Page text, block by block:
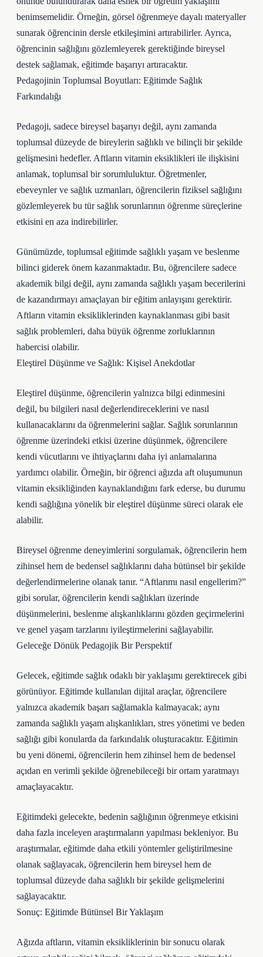
benimsemelidir. Örneğin, görsel öğrenmeye dayalı materyaller
sunarak öğrencinin dersle etkileşimini artırabilirler. Ayrıca,
öğrencinin sağlığını gözlemleyerek gerektiğinde bireysel
destek sağlamak, eğitimde başarıyı artıracaktır.
Pedagojinin Toplumsal Boyutları: Eğitimde Sağlık
Farkındalığı
Pedagoji, sadece bireysel başarıyı değil, aynı zamanda
toplumsal düzeyde de bireylerin sağlıklı ve bilinçli bir şekilde
gelişmesini hedefler. Aftların vitamin eksiklikleri ile ilişkisini
anlamak, toplumsal bir sorumluluktur. Öğretmenler,
ebeveynler ve sağlık uzmanları, öğrencilerin fiziksel sağlığını
gözlemleyerek bu tür sağlık sorunlarının öğrenme süreçlerine
etkisini en aza indirebilirler.
Günümüzde, toplumsal eğitimde sağlıklı yaşam ve beslenme
bilinci giderek önem kazanmaktadır. Bu, öğrencilere sadece
akademik bilgi değil, aynı zamanda sağlıklı yaşam becerilerini
de kazandırmayı amaçlayan bir eğitim anlayışını gerektirir.
Aftların vitamin eksikliklerinden kaynaklanması gibi basit
sağlık problemleri, daha büyük öğrenme zorluklarının
habercisi olabilir.
Eleştirel Düşünme ve Sağlık: Kişisel Anekdotlar
Eleştirel düşünme, öğrencilerin yalnızca bilgi edinmesini
değil, bu bilgileri nasıl değerlendireceklerini ve nasıl
kullanacaklarını da öğrenmelerini sağlar. Sağlık sorunlarının
öğrenme üzerindeki etkisi üzerine düşünmek, öğrencilere
kendi vücutlarını ve ihtiyaçlarını daha iyi anlamalarına
yardımcı olabilir. Örneğin, bir öğrenci ağızda aft oluşumunun
vitamin eksikliğinden kaynaklandığını fark ederse, bu durumu
kendi sağlığına yönelik bir eleştirel düşünme süreci olarak ele
alabilir.
Bireysel öğrenme deneyimlerini sorgulamak, öğrencilerin hem
zihinsel hem de bedensel sağlıklarını daha bütünsel bir şekilde
değerlendirmelerine olanak tanır. “Aftlarımı nasıl engellerim?”
gibi sorular, öğrencilerin kendi sağlıkları üzerinde
düşünmelerini, beslenme alışkanlıklarını gözden geçirmelerini
ve genel yaşam tarzlarını iyileştirmelerini sağlayabilir.
Geleceğe Dönük Pedagojik Bir Perspektif
Gelecek, eğitimde sağlık odaklı bir yaklaşımı gerektirecek gibi
görünüyor. Eğitimde kullanılan dijital araçlar, öğrencilere
yalnızca akademik başarı sağlamakla kalmayacak; aynı
zamanda sağlıklı yaşam alışkanlıkları, stres yönetimi ve beden
sağlığı gibi konularda da farkındalık oluşturacaktır. Eğitimin
bu yeni dönemi, öğrencilerin hem zihinsel hem de bedensel
açıdan en verimli şekilde öğrenebileceği bir ortam yaratmayı
amaçlayacaktır.
Eğitimdeki gelecekte, bedenin sağlığının öğrenmeye etkisini
daha fazla inceleyen araştırmaların yapılması bekleniyor. Bu
araştırmalar, eğitimde daha etkili yöntemler geliştirilmesine
olanak sağlayacak, öğrencilerin hem bireysel hem de
toplumsal düzeyde daha sağlıklı bir şekilde gelişmelerini
sağlayacaktır.
Sonuç: Eğitimde Bütünsel Bir Yaklaşım
Ağızda aftların, vitamin eksikliklerinin bir sonucu olarak